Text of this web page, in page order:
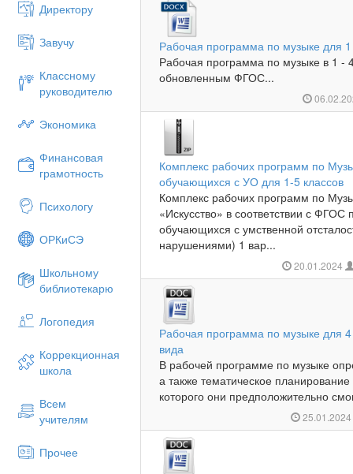
Директору
Завучу
Классному
руководителю
Экономика
Финансовая
грамотность
Психологу
ОРКиСЭ
Школьному
библиотекарю
Логопедия
Коррекционная
школа
Всем
учителям
Прочее
Рабочая программа по музыке для 1
Рабочая программа по музыке в 1 -
обновленным ФГОС...
Комплекс рабочих программ по
обучающихся с УО для 1-5 классов
Комплекс рабочих программ по
«Искусство» в соответствии с
обучающихся с умственной
нарушениями) 1 вар...
20.01.2024
Рабочая программа по музыке для
вида
В рабочей программе по музыке
а также тематическое
которого они предположительно